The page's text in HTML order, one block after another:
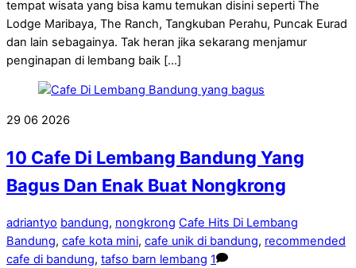
tempat wisata yang bisa kamu temukan disini seperti The
Lodge Maribaya, The Ranch, Tangkuban Perahu, Puncak Eurad
dan lain sebagainya. Tak heran jika sekarang menjamur
penginapan di lembang baik […]
29 06 2026
10 Cafe Di Lembang Bandung Yang
Bagus Dan Enak Buat Nongkrong
adriantyo bandung, nongkrong Cafe Hits Di Lembang
Bandung, cafe kota mini, cafe unik di bandung, recommended
cafe di bandung, tafso barn lembang 1